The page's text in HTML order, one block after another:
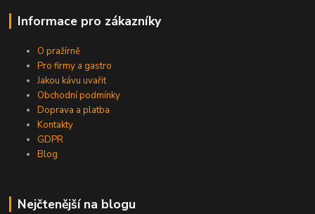
Informace pro zákazníky
O pražírně
Pro firmy a gastro
Jakou kávu uvařit
Obchodní podmínky
Doprava a platba
Kontakty
GDPR
Blog
Nejčtenější na blogu